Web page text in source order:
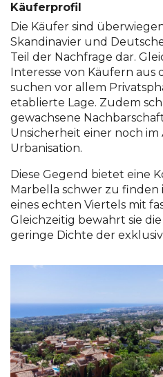
Käuferprofil
Die Käufer sind
Skandinavier und
Teil der Nachfrage dar.
Interesse von Käufern aus
suchen vor allem
etablierte Lage. Zudem
gewachsene
Unsicherheit einer noch
Urbanisation.
Diese Gegend bietet eine
Marbella schwer zu finden
eines echten Viertels mit
Gleichzeitig bewahrt sie
geringe Dichte der